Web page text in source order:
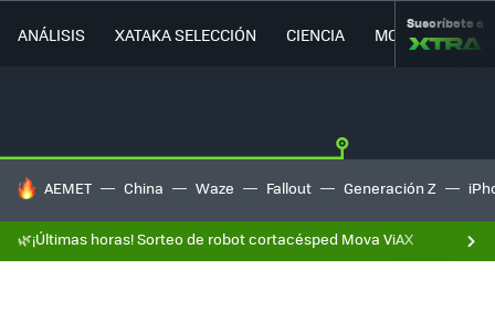
ANÁLISIS XATAKA SELECCIÓN CIENCIA MOVILIDAD
Suscríbete a
HOY SE HABLA DE
AEMET China Waze Fallout Generación Z
🌿¡Últimas horas! Sorteo de robot cortacésped Mova ViAX